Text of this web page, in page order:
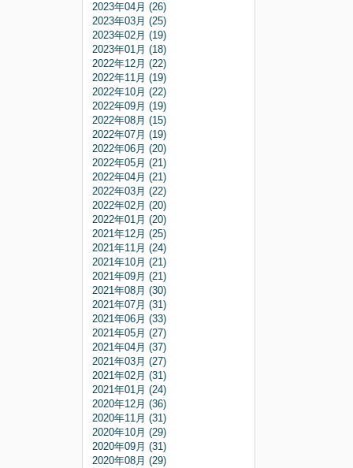
2023年04月 (26)
2023年03月 (25)
2023年02月 (19)
2023年01月 (18)
2022年12月 (22)
2022年11月 (19)
2022年10月 (22)
2022年09月 (19)
2022年08月 (15)
2022年07月 (19)
2022年06月 (20)
2022年05月 (21)
2022年04月 (21)
2022年03月 (22)
2022年02月 (20)
2022年01月 (20)
2021年12月 (25)
2021年11月 (24)
2021年10月 (21)
2021年09月 (21)
2021年08月 (30)
2021年07月 (31)
2021年06月 (33)
2021年05月 (27)
2021年04月 (37)
2021年03月 (27)
2021年02月 (31)
2021年01月 (24)
2020年12月 (36)
2020年11月 (31)
2020年10月 (29)
2020年09月 (31)
2020年08月 (29)